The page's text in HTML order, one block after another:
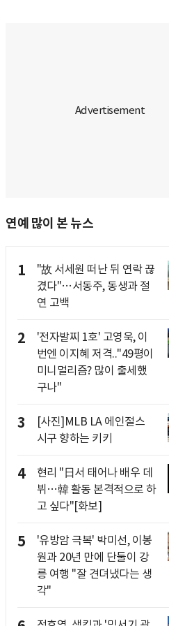
연예 많이 본 뉴스
1
"故 서세원 떠난 뒤 연락 끊
겼다"…서동주, 동생과 절
연 고백
2
'전자발찌 1호' 고영욱, 이
번엔 이지혜 저격.."49평이
미니멀리즘? 많이 출세했
구나"
3
[사진]MLB LA 에인절스
시구 향하는 키키
4
현리 "日서 태어나 배우 데
뷔…韓 활동 본격적으로 하
고 싶다"[화보]
5
'유방암 극복' 박미선, 이봉
원과 20년 만에 단둘이 강
릉 여행 "잘 견뎌냈다는 생
각"